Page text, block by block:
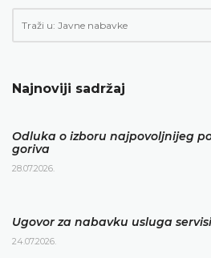
Najnoviji sadržaj
Odluka o izboru najpovoljnijeg
goriva
28.07.2026.
Ugovor za nabavku usluga
24.07.2026.